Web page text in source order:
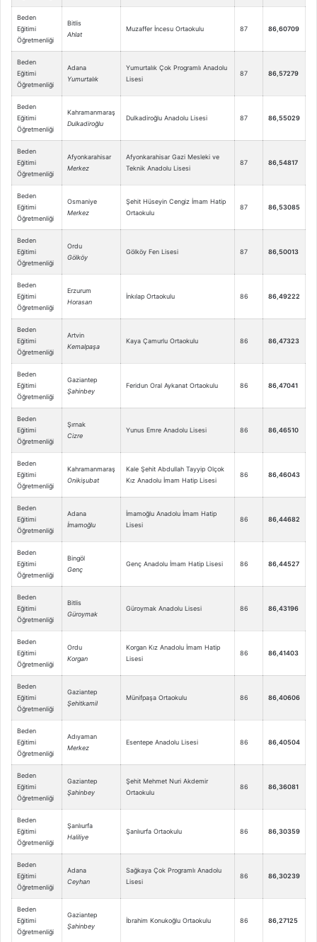
Beden
Eğitimi
Öğretmenliği
Bitlis
Ahlat
Muzaffer İncesu Ortaokulu 87 86,60709
Beden
Eğitimi
Öğretmenliği
Adana
Yumurtalık
Yumurtalık Çok Programlı Anadolu
Lisesi
87 86,57279
Beden
Eğitimi
Öğretmenliği
Kahramanmaraş
Dulkadiroğlu
Dulkadiroğlu Anadolu Lisesi 87 86,55029
Beden
Eğitimi
Öğretmenliği
Afyonkarahisar
Merkez
Afyonkarahisar Gazi Mesleki ve
Teknik Anadolu Lisesi
87 86,54817
Beden
Eğitimi
Öğretmenliği
Osmaniye
Merkez
Şehit Hüseyin Cengiz İmam Hatip
Ortaokulu
87 86,53085
Beden
Eğitimi
Öğretmenliği
Ordu
Gölköy
Gölköy Fen Lisesi 87 86,50013
Beden
Eğitimi
Öğretmenliği
Erzurum
Horasan
İnkılap Ortaokulu 86 86,49222
Beden
Eğitimi
Öğretmenliği
Artvin
Kemalpaşa
Kaya Çamurlu Ortaokulu 86 86,47323
Beden
Eğitimi
Öğretmenliği
Gaziantep
Şahinbey
Feridun Oral Aykanat Ortaokulu 86 86,47041
Beden
Eğitimi
Öğretmenliği
Şırnak
Cizre
Yunus Emre Anadolu Lisesi 86 86,46510
Beden
Eğitimi
Öğretmenliği
Kahramanmaraş
Onikişubat
Kale Şehit Abdullah Tayyip Olçok
Kız Anadolu İmam Hatip Lisesi
86 86,46043
Beden
Eğitimi
Öğretmenliği
Adana
İmamoğlu
İmamoğlu Anadolu İmam Hatip
Lisesi
86 86,44682
Beden
Eğitimi
Öğretmenliği
Bingöl
Genç
Genç Anadolu İmam Hatip Lisesi 86 86,44527
Beden
Eğitimi
Öğretmenliği
Bitlis
Güroymak
Güroymak Anadolu Lisesi 86 86,43196
Beden
Eğitimi
Öğretmenliği
Ordu
Korgan
Korgan Kız Anadolu İmam Hatip
Lisesi
86 86,41403
Beden
Eğitimi
Öğretmenliği
Gaziantep
Şehitkamil
Münifpaşa Ortaokulu 86 86,40606
Beden
Eğitimi
Öğretmenliği
Adıyaman
Merkez
Esentepe Anadolu Lisesi 86 86,40504
Beden
Eğitimi
Öğretmenliği
Gaziantep
Şahinbey
Şehit Mehmet Nuri Akdemir
Ortaokulu
86 86,36081
Beden
Eğitimi
Öğretmenliği
Şanlıurfa
Haliliye
Şanlıurfa Ortaokulu 86 86,30359
Beden
Eğitimi
Öğretmenliği
Adana
Ceyhan
Sağkaya Çok Programlı Anadolu
Lisesi
86 86,30239
Beden
Eğitimi
Öğretmenliği
Gaziantep
Şahinbey
İbrahim Konukoğlu Ortaokulu 86 86,27125